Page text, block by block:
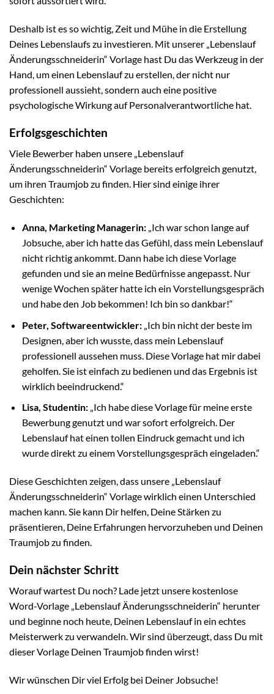
Deshalb ist es so wichtig, Zeit und Mühe in die Erstellung
Deines Lebenslaufs zu investieren. Mit unserer „Lebenslauf
Änderungsschneiderin“ Vorlage hast Du das Werkzeug in der
Hand, um einen Lebenslauf zu erstellen, der nicht nur
professionell aussieht, sondern auch eine positive
psychologische Wirkung auf Personalverantwortliche hat.
Erfolgsgeschichten
Viele Bewerber haben unsere „Lebenslauf
Änderungsschneiderin“ Vorlage bereits erfolgreich genutzt,
um ihren Traumjob zu finden. Hier sind einige ihrer
Geschichten:
Anna, Marketing Managerin:„Ich war schon lange auf
Jobsuche, aber ich hatte das Gefühl, dass mein Lebenslauf
nicht richtig ankommt. Dann habe ich diese Vorlage
gefunden und sie an meine Bedürfnisse angepasst. Nur
wenige Wochen später hatte ich ein Vorstellungsgespräch
und habe den Job bekommen! Ich bin so dankbar!“
Peter, Softwareentwickler:„Ich bin nicht der beste im
Designen, aber ich wusste, dass mein Lebenslauf
professionell aussehen muss. Diese Vorlage hat mir dabei
geholfen. Sie ist einfach zu bedienen und das Ergebnis ist
wirklich beeindruckend.“
Lisa, Studentin:„Ich habe diese Vorlage für meine erste
Bewerbung genutzt und war sofort erfolgreich. Der
Lebenslauf hat einen tollen Eindruck gemacht und ich
wurde direkt zu einem Vorstellungsgespräch eingeladen.“
Diese Geschichten zeigen, dass unsere „Lebenslauf
Änderungsschneiderin“ Vorlage wirklich einen Unterschied
machen kann. Sie kann Dir helfen, Deine Stärken zu
präsentieren, Deine Erfahrungen hervorzuheben und Deinen
Traumjob zu finden.
Dein nächster Schritt
Worauf wartest Du noch? Lade jetzt unsere kostenlose
Word-Vorlage „Lebenslauf Änderungsschneiderin“ herunter
und beginne noch heute, Deinen Lebenslauf in ein echtes
Meisterwerk zu verwandeln. Wir sind überzeugt, dass Du mit
dieser Vorlage Deinen Traumjob finden wirst!
Wir wünschen Dir viel Erfolg bei Deiner Jobsuche!